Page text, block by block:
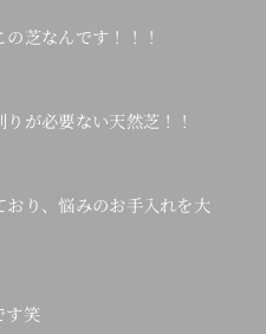
芝なんです！！！
が必要ない天然芝！！
り、悩みのお手入れを大
す笑